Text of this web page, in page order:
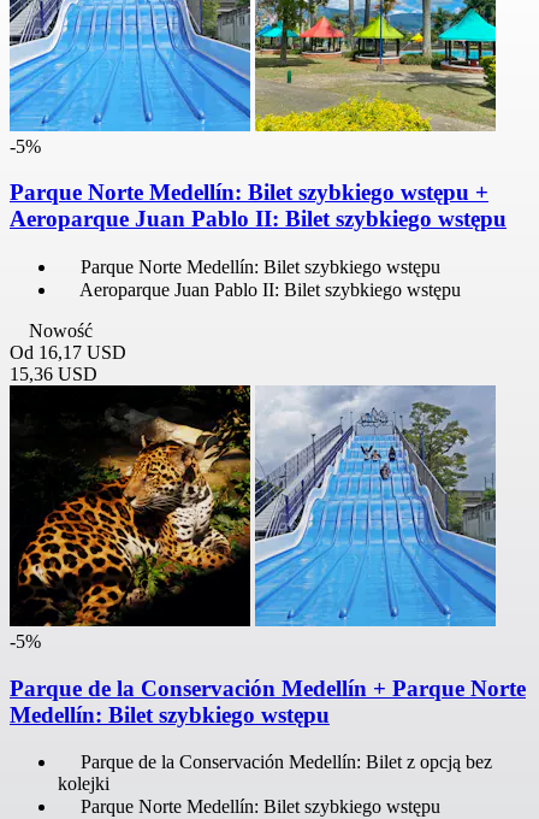
-5%
Parque Norte Medellín: Bilet szybkiego wstępu +
Aeroparque Juan Pablo II: Bilet szybkiego wstępu
Parque Norte Medellín: Bilet szybkiego wstępu
Aeroparque Juan Pablo II: Bilet szybkiego wstępu
Nowość
Od 16,17 USD
15,36 USD
-5%
Parque de la Conservación Medellín + Parque Norte
Medellín: Bilet szybkiego wstępu
Parque de la Conservación Medellín: Bilet z opcją bez
kolejki
Parque Norte Medellín: Bilet szybkiego wstępu